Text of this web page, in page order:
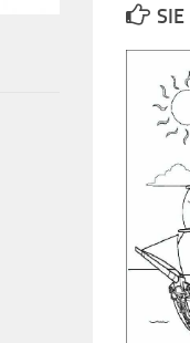
SIE